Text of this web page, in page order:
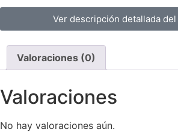
Ver descripción detallada
Valoraciones (0)
Valoraciones
No hay valoraciones aún.